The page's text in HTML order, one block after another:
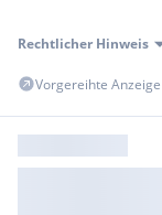
Rechtlicher Hinweis
Vorgereihte Anzeige